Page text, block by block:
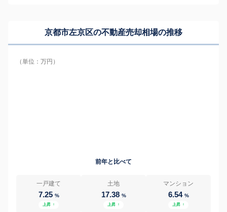
京都市左京区の不動産売却相場の推移
（単位：万円）
前年と比べて
一戸建て
7.25 %
上昇 ↑
土地
17.38 %
上昇 ↑
マンション
6.54 %
上昇 ↑